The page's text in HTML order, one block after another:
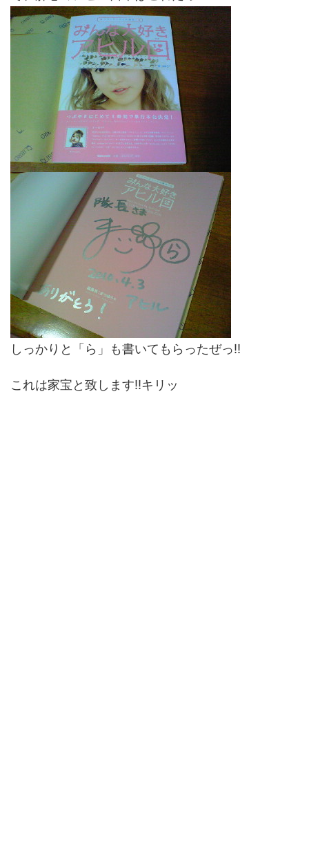
しっかりと「ら」も書いてもらったぜっ!!
これは家宝と致します!!キリッ